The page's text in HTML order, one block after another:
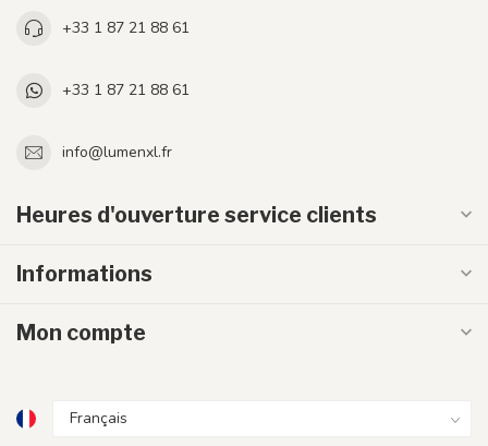
+33 1 87 21 88 61
+33 1 87 21 88 61
info@lumenxl.fr
Heures d'ouverture service clients
Informations
Mon compte